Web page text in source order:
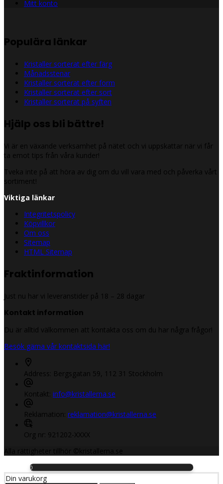
Mitt konto
Populära länkar
Kristaller sorterat efter färg
Månadsstenar
Kristaller sorterat efter form
Kristaller sorterat efter sort
Kristaller sorterat på syften
Hjälp oss bli bättre!
Vi är en växande verksamhet på nätet och vi uppskattar när vi får
ta emot tips från våra kunder!
Tveka inte på att höra av dig om du vill vara med och påverka vårt
sortiment!
Viktiga länkar
Integritetspolicy
Köpvillkor
Om oss
Sitemap
HTML Sitemap
Fraktinformation
Just nu har vi leveranstider på 18 – 28 dagar
Kontakt information
Du är alltid välkommen att kontakta oss om du har några frågor!
Besök gärna vår kontaktsida här!
Address: Bergsgatan 59, 112 31 Stockholm
Kontakt: info@kristallerna.se
Reklamation: reklamation@kristallerna.se
Org nr: 921202-XXXX
Alla rättigheter tillhör ©kristallerna.se
0
Din varukorg